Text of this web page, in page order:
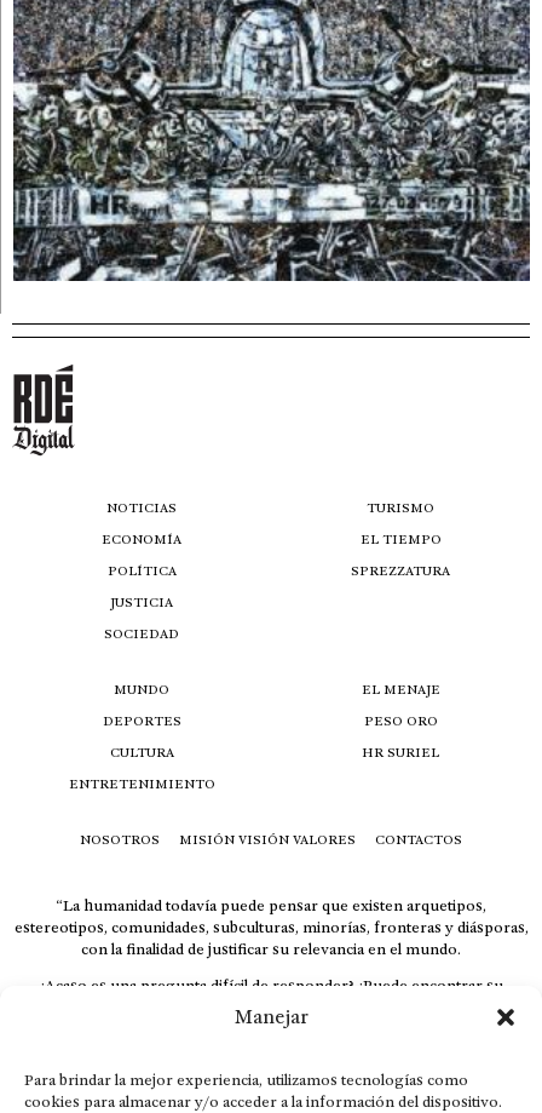
Manejar
Para brindar la mejor experiencia, utilizamos tecnologías como
cookies para almacenar y/o acceder a la información del dispositivo.
NOTICIAS
ECONOMÍA
POLÍTICA
JUSTICIA
SOCIEDAD
TURISMO
EL TIEMPO
SPREZZATURA
MUNDO
DEPORTES
CULTURA
ENTRETENIMIENTO
EL MENAJE
PESO ORO
HR SURIEL
NOSOTROS MISIÓN VISIÓN VALORES CONTACTOS
“La humanidad todavía puede pensar que existen arquetipos,
estereotipos, comunidades, subculturas, minorías, fronteras y diásporas,
con la finalidad de justificar su relevancia en el mundo.
¿Acaso es una pregunta difícil de responder? ¿Puede encontrar su
respuesta al instante, otorgando al receptor cuestionado espacio y
velocidad suficiente para responder correctamente? De no ser así, el que
El concepto de familia no está limitado exclusivamente a la sangre; seres
que surgen en nuestro diario vivir suelen pesar más que los